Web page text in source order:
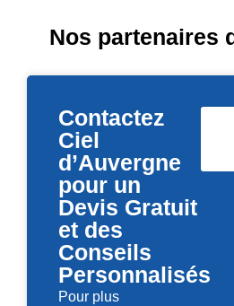
Nos partenaires
Contactez
Ciel
d’Auvergne
pour un
Devis Gratuit
et des
Conseils
Personnalisés
Pour plus